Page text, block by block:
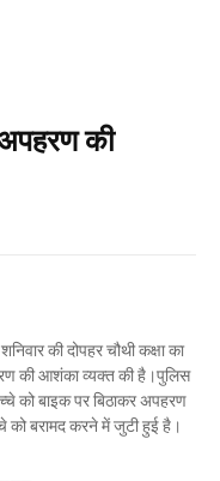
अपहरण की
की दोपहर चौथी कक्षा का
की आशंका व्यक्त की है।पुलिस
को बाइक पर बिठाकर अपहरण
को बरामद करने में जुटी हुई है।